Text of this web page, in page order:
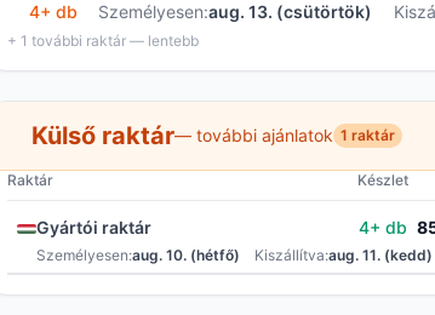
4+ db Személyesen:aug. 13. (csütörtök)
+ 1 további raktár — lentebb
Külső raktár— további ajánlatok 1 raktár
Raktár Készlet
Gyártói raktár 4+ db
Személyesen:aug. 10. (hétfő) Kiszállítva:aug. 11. (kedd)